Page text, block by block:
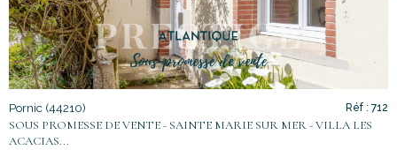
Pornic (44210)
SOUS PROMESSE DE VENTE - SAINTE MARIE SUR MER - VILLA LES
ACACIAS...
Réf : 712